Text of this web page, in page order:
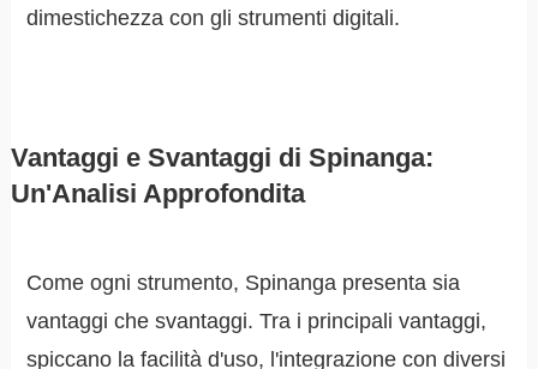
dimestichezza con gli strumenti digitali.
Vantaggi e Svantaggi di Spinanga:
Un'Analisi Approfondita
Come ogni strumento, Spinanga presenta sia
vantaggi che svantaggi. Tra i principali vantaggi,
spiccano la facilità d'uso, l'integrazione con diversi